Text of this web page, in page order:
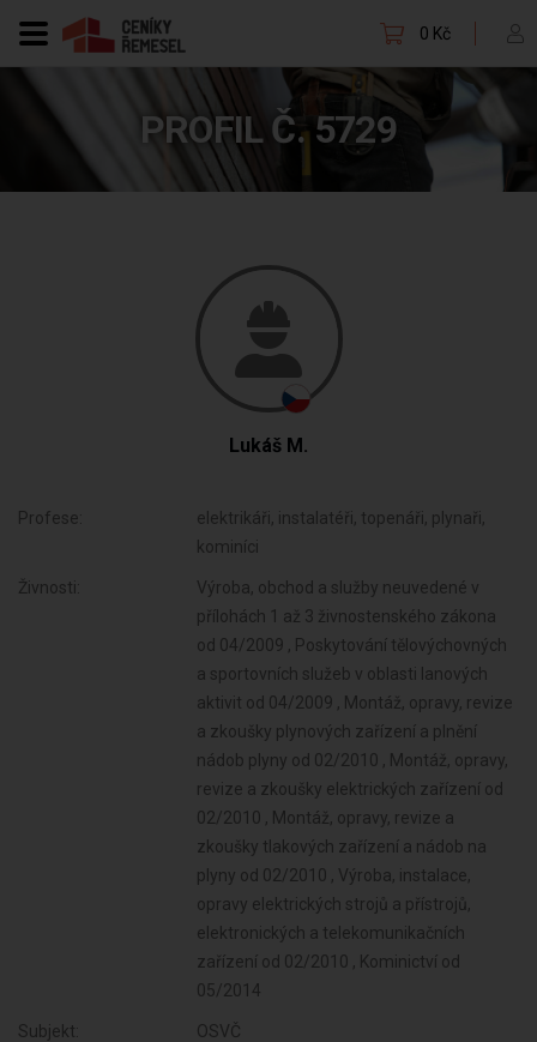
0 Kč
PROFIL Č. 5729
Lukáš M.
Profese:
elektrikáři, instalatéři, topenáři, plynaři,
kominíci
Živnosti:
Výroba, obchod a služby neuvedené v
přílohách 1 až 3 živnostenského zákona
od 04/2009 , Poskytování tělovýchovných
a sportovních služeb v oblasti lanových
aktivit od 04/2009 , Montáž, opravy, revize
a zkoušky plynových zařízení a plnění
nádob plyny od 02/2010 , Montáž, opravy,
revize a zkoušky elektrických zařízení od
02/2010 , Montáž, opravy, revize a
zkoušky tlakových zařízení a nádob na
plyny od 02/2010 , Výroba, instalace,
opravy elektrických strojů a přístrojů,
elektronických a telekomunikačních
zařízení od 02/2010 , Kominictví od
05/2014
Subjekt: OSVČ